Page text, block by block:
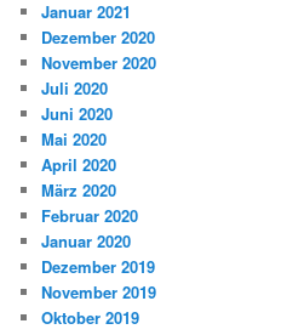
Januar 2021
Dezember 2020
November 2020
Juli 2020
Juni 2020
Mai 2020
April 2020
März 2020
Februar 2020
Januar 2020
Dezember 2019
November 2019
Oktober 2019